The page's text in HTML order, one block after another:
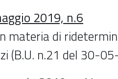
2019, n.6
materia di
(B.U. n.21 del 30-